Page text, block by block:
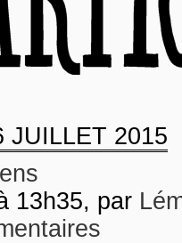
JUILLET 2015
13h35, par